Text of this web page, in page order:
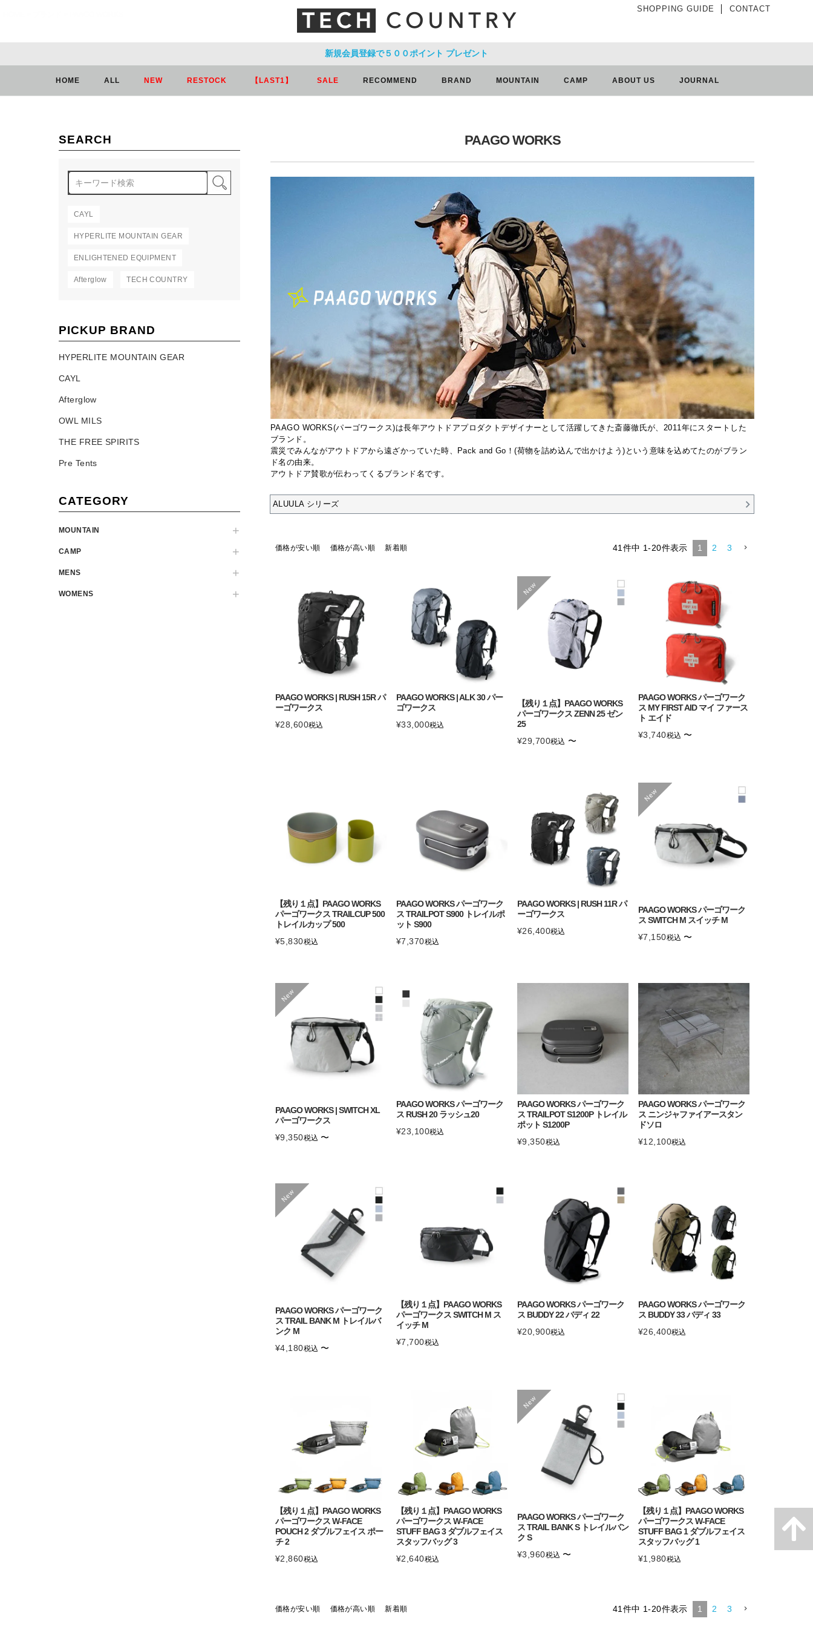
SHOPPING GUIDE CONTACT
新規会員登録で５００ポイント プレゼント
HOME ALL NEW RESTOCK 【LAST1】 SALE RECOMMEND BRAND MOUNTAIN CAMP ABOUT US JOURNAL
SEARCH
CAYL
HYPERLITE MOUNTAIN GEAR
ENLIGHTENED EQUIPMENT
Afterglow TECH COUNTRY
PICKUP BRAND
HYPERLITE MOUNTAIN GEAR
CAYL
Afterglow
OWL MILS
THE FREE SPIRITS
Pre Tents
CATEGORY
MOUNTAIN
CAMP
MENS
WOMENS
PAAGO WORKS
PAAGO WORKS(パーゴワークス)は長年アウトドアプロダクトデザイナーとして活躍してきた斎藤徹氏が、2011年にスタートした
ブランド。
震災でみんながアウトドアから遠ざかっていた時、Pack and Go！(荷物を詰め込んで出かけよう)という意味を込めてたのがブラン
ド名の由来。
アウトドア賛歌が伝わってくるブランド名です。
ALUULA シリーズ
価格が安い順 価格が高い順 新着順 41 件中 1-20件表示 1 2 3
PAAGO WORKS | RUSH 15R パ
ーゴワークス
¥28,600税込
PAAGO WORKS | ALK 30 パー
ゴワークス
¥33,000税込
【残り１点】PAAGO WORKS
パーゴワークス ZENN 25 ゼン
25
¥29,700税込 〜
PAAGO WORKS パーゴワーク
ス MY FIRST AID マイ ファース
ト エイド
¥3,740税込 〜
【残り１点】PAAGO WORKS
パーゴワークス TRAILCUP 500
トレイルカップ 500
¥5,830税込
PAAGO WORKS パーゴワーク
ス TRAILPOT S900 トレイルポ
ット S900
¥7,370税込
PAAGO WORKS | RUSH 11R パ
ーゴワークス
¥26,400税込
PAAGO WORKS パーゴワーク
ス SWITCH M スイッチ M
¥7,150税込 〜
PAAGO WORKS | SWITCH XL
パーゴワークス
¥9,350税込 〜
PAAGO WORKS パーゴワーク
ス RUSH 20 ラッシュ20
¥23,100税込
PAAGO WORKS パーゴワーク
ス TRAILPOT S1200P トレイル
ポット S1200P
¥9,350税込
PAAGO WORKS パーゴワーク
ス ニンジャファイアースタン
ドソロ
¥12,100税込
PAAGO WORKS パーゴワーク
ス TRAIL BANK M トレイルバ
ンク M
¥4,180税込 〜
【残り１点】PAAGO WORKS
パーゴワークス SWITCH M ス
イッチ M
¥7,700税込
PAAGO WORKS パーゴワーク
ス BUDDY 22 バディ 22
¥20,900税込
PAAGO WORKS パーゴワーク
ス BUDDY 33 バディ 33
¥26,400税込
【残り１点】PAAGO WORKS
パーゴワークス W-FACE
POUCH 2 ダブルフェイス ポー
チ 2
¥2,860税込
【残り１点】PAAGO WORKS
パーゴワークス W-FACE
STUFF BAG 3 ダブルフェイス
スタッフバッグ 3
¥2,640税込
PAAGO WORKS パーゴワーク
ス TRAIL BANK S トレイルバン
ク S
¥3,960税込 〜
【残り１点】PAAGO WORKS
パーゴワークス W-FACE
STUFF BAG 1 ダブルフェイス
スタッフバッグ 1
¥1,980税込
価格が安い順 価格が高い順 新着順 41 件中 1-20件表示 1 2 3